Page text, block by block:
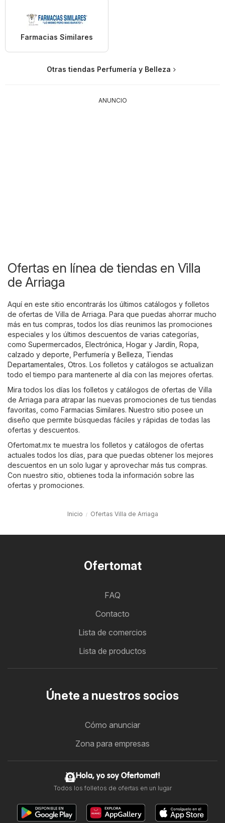
Farmacias Similares
Otras tiendas Perfumería y Belleza
ANUNCIO
Ofertas en línea de tiendas en Villa
de Arriaga
Aquí en este sitio encontrarás los últimos catálogos y folletos
de ofertas de Villa de Arriaga. Para que puedas ahorrar mucho
más en tus compras, todos los días reunimos las promociones
especiales y los últimos descuentos de varias categorías,
como Supermercados Electrónica Hogar y Jardín Ropa,
calzado y deporte Perfumería y Belleza Tiendas
Departamentales Otros. Los folletos y catálogos se actualizan
todo el tiempo para mantenerte al día con las mejores ofertas.
Mira todos los días los folletos y catálogos de ofertas de Villa
de Arriaga para atrapar las nuevas promociones de tus tiendas
favoritas, como Farmacias Similares. Nuestro sitio posee un
diseño que permite búsquedas fáciles y rápidas de todas las
ofertas y descuentos.
Ofertomat.mx te muestra los folletos y catálogos de ofertas
actuales todos los días, para que puedas obtener los mejores
descuentos en un solo lugar y aprovechar más tus compras.
Con nuestro sitio, obtienes toda la información sobre las
ofertas y promociones.
Inicio Ofertas Villa de Arriaga
Ofertomat
FAQ
Contacto
Lista de comercios
Lista de productos
Únete a nuestros socios
Cómo anunciar
Zona para empresas
Hola, yo soy Ofertomat!
Todos los folletos de ofertas en un lugar